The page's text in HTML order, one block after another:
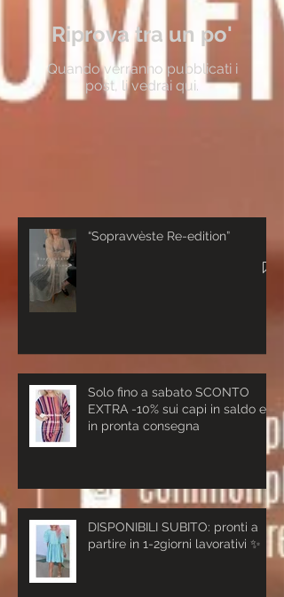
Riprova tra un po'
Quando verranno pubblicati i
post, li vedrai qui.
“Sopravvèste Re-edition”
Solo fino a sabato SCONTO
EXTRA -10% sui capi in saldo e
in pronta consegna
DISPONIBILI SUBITO: pronti a
partire in 1-2giorni lavorativi ✨